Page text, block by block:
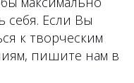
себя. Если Вы
к творческим
пишите нам в